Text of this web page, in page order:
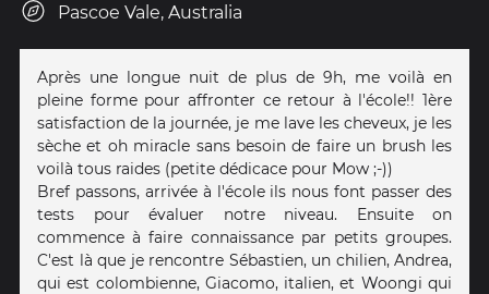
Pascoe Vale, Australia
Après une longue nuit de plus de 9h, me voilà en
pleine forme pour affronter ce retour à l'école!! 1ère
satisfaction de la journée, je me lave les cheveux, je les
sèche et oh miracle sans besoin de faire un brush les
voilà tous raides (petite dédicace pour Mow ;-))
Bref passons, arrivée à l'école ils nous font passer des
tests pour évaluer notre niveau. Ensuite on
commence à faire connaissance par petits groupes.
C'est là que je rencontre Sébastien, un chilien, Andrea,
qui est colombienne, Giacomo, italien, et Woongi qui